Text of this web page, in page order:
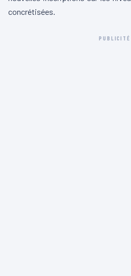
concrétisées.
PUBLICITÉ